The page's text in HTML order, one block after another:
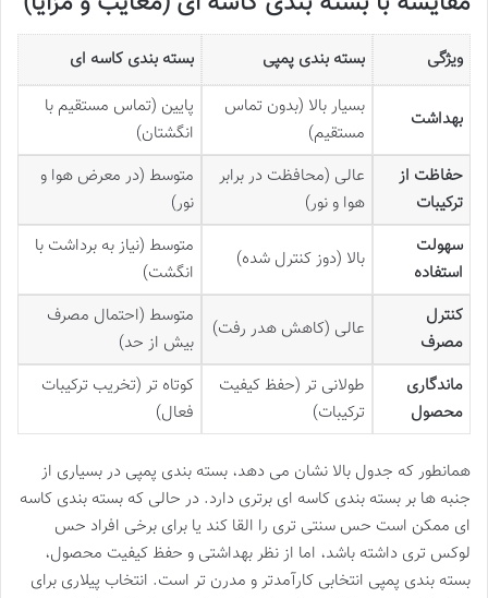
ویژگی بسته بندی پمپی بسته بندی کاسه ای
بهداشت
بسیار بالا (بدون تماس
مستقیم)
پایین (تماس مستقیم با
انگشتان)
حفاظت از
ترکیبات
عالی (محافظت در برابر
هوا و نور)
متوسط (در معرض هوا و
نور)
سهولت
استفاده
بالا (دوز کنترل شده)
متوسط (نیاز به برداشت با
انگشت)
کنترل
مصرف
عالی (کاهش هدر رفت)
متوسط (احتمال مصرف
بیش از حد)
ماندگاری
محصول
طولانی تر (حفظ کیفیت
ترکیبات)
کوتاه تر (تخریب ترکیبات
فعال)
همانطور که جدول بالا نشان می دهد، بسته بندی پمپی در بسیاری از
جنبه ها بر بسته بندی کاسه ای برتری دارد. در حالی که بسته بندی کاسه
ای ممکن است حس سنتی تری را القا کند یا برای برخی افراد حس
لوکس تری داشته باشد، اما از نظر بهداشتی و حفظ کیفیت محصول،
بسته بندی پمپی انتخابی کارآمدتر و مدرن تر است. انتخاب پیلاری برای